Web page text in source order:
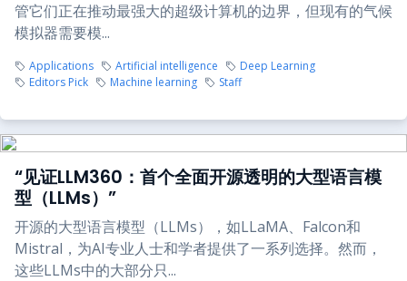
管它们正在推动最强大的超级计算机的边界，但现有的气候
模拟器需要模...
Applications Artificial intelligence
Deep Learning
Editors Pick
Machine learning Staff
“见证LLM360：首个全面开源透明的大型语言模
型（LLMs）”
开源的大型语言模型（LLMs），如LLaMA、Falcon和
Mistral，为AI专业人士和学者提供了一系列选择。然而，
这些LLMs中的大部分只...